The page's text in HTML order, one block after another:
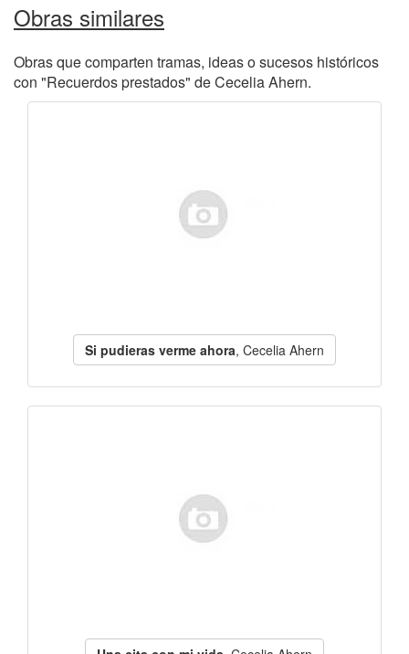
Obras similares
Obras que comparten tramas, ideas o sucesos históricos
con "Recuerdos prestados" de Cecelia Ahern.
Si pudieras verme ahora, Cecelia Ahern